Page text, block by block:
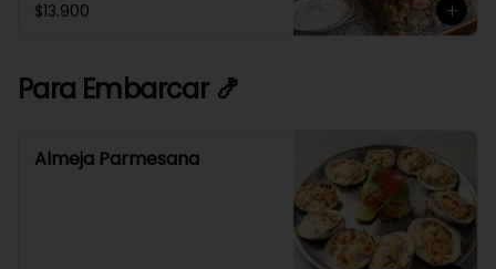
$13.900
Para Embarcar 🍤
Almeja Parmesana